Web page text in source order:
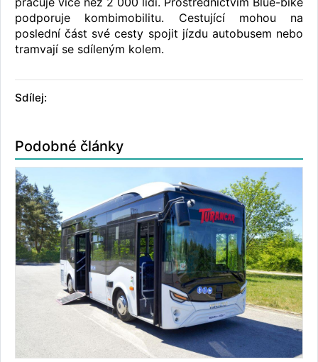
podporuje kombimobilitu. Cestující mohou na
poslední část své cesty spojit jízdu autobusem nebo
tramvají se sdíleným kolem.
Sdílej:
Podobné články